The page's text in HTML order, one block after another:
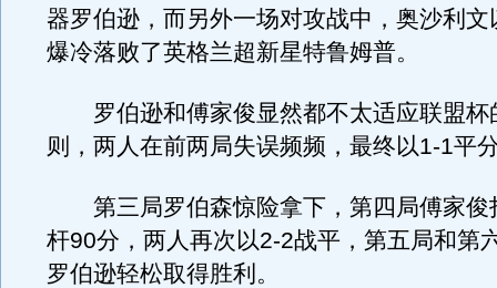
器罗伯逊，而另外一场对攻战中，奥沙利文
爆冷落败了英格兰超新星特鲁姆普。
罗伯逊和傅家俊显然都不太适应联盟杯
则，两人在前两局失误频频，最终以1-1平
第三局罗伯森惊险拿下，第四局傅家俊
杆90分，两人再次以2-2战平，第五局和第
罗伯逊轻松取得胜利。